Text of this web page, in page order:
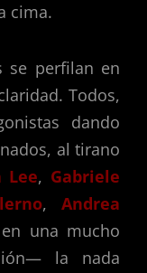
cima.
se perfilan en
Todos,
dando
al tirano
Lee, Gabriele
, Andrea
una mucho
la nada